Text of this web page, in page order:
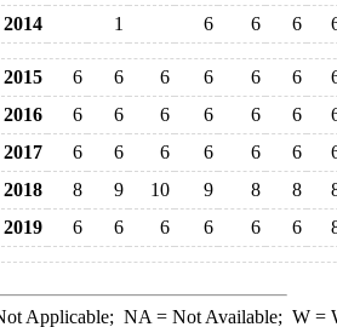
2014
1 6 6 6
2015 6 6 6 6 6 6
2016
6 6 6 6 6 6
2017
6 6 6 6 6 6
2018
8 9 10 9 8 8
2019
6 6 6 6 6 6
Applicable; NA = Not Available; W=